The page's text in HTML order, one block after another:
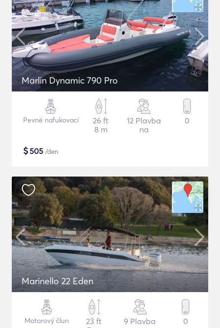
Marlin Dynamic 790 Pro
Pevné nafukovací
26 ft
8 m
12 Plavba
na
0
$505 /den
Marinello 22 Eden
Motorový člun
23 ft
9 Plavba
0